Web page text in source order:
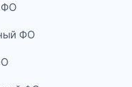
ФО
ФО